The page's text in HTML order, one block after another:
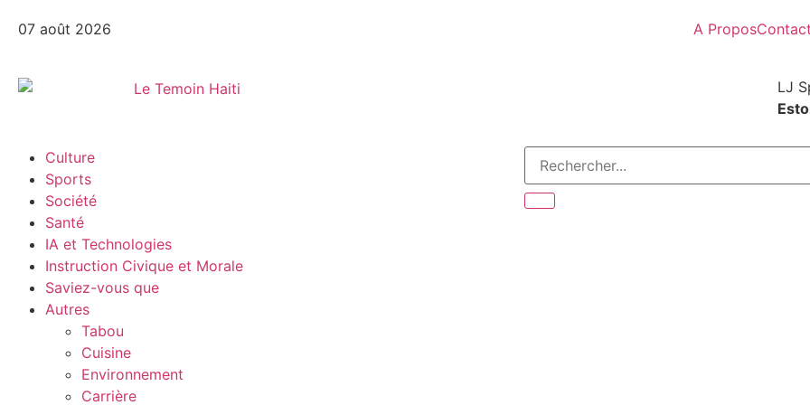
07 août 2026 A Propos
LJ
Culture
Sports
Société
Santé
IA et Technologies
Instruction Civique et Morale
Saviez-vous que
Autres
Tabou
Cuisine
Environnement
Carrière